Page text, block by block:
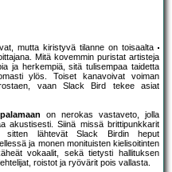
mutta kiristyvä tilanne on toisaalta
Mitä kovemmin puristat artisteja
ja herkempiä, sitä tulisempaa taidetta
ylös. Toiset kanavoivat voiman
vaan Slack Bird tekee asiat
on nerokas vastaveto, jolla
akustisesti. Siinä missä brittipunkkarit
sitten lähtevät Slack Birdin heput
ja monen monituisten kielisoitinten
vokaalit, sekä tietysti hallituksen
roistot ja ryövärit pois vallasta.